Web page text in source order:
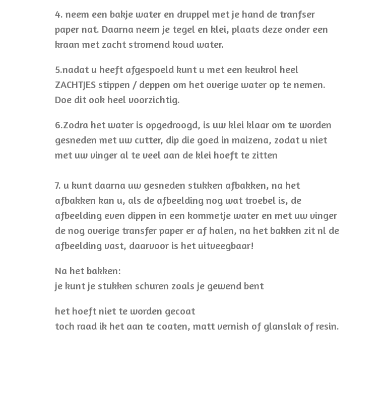
4. neem een bakje water en druppel met je hand de tranfser
paper nat. Daarna neem je tegel en klei, plaats deze onder een
kraan met zacht stromend koud water.
5.nadat u heeft afgespoeld kunt u met een keukrol heel
ZACHTJES stippen / deppen om het overige water op te nemen.
Doe dit ook heel voorzichtig.
6.Zodra het water is opgedroogd, is uw klei klaar om te worden
gesneden met uw cutter, dip die goed in maizena, zodat u niet
met uw vinger al te veel aan de klei hoeft te zitten
7. u kunt daarna uw gesneden stukken afbakken, na het
afbakken kan u, als de afbeelding nog wat troebel is, de
afbeelding even dippen in een kommetje water en met uw vinger
de nog overige transfer paper er af halen, na het bakken zit nl de
afbeelding vast, daarvoor is het uitveegbaar!
Na het bakken:
je kunt je stukken schuren zoals je gewend bent
het hoeft niet te worden gecoat
toch raad ik het aan te coaten, matt vernish of glanslak of resin.